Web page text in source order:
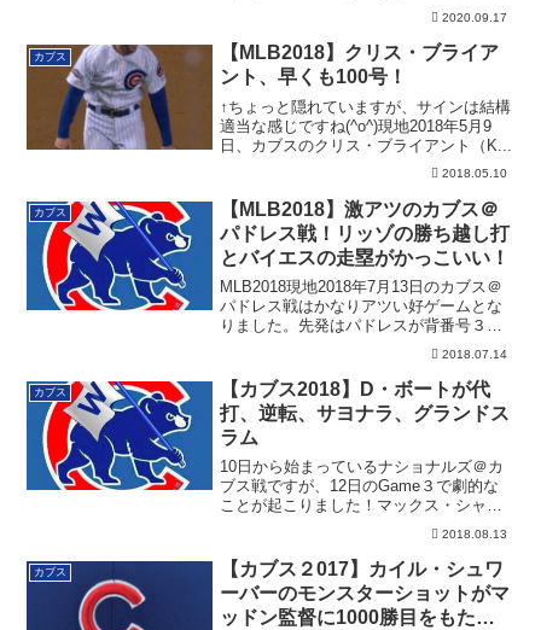
2020.09.17
カブス
【MLB2018】クリス・ブライア
ント、早くも100号！
↑ちょっと隠れていますが、サインは結構
適当な感じですね(^o^)現地2018年5月9
日、カブスのクリス・ブライアント（K...
2018.05.10
カブス
【MLB2018】激アツのカブス＠
パドレス戦！リッゾの勝ち越し打
とバイエスの走塁がかっこいい！
MLB2018現地2018年7月13日のカブス＠
パドレス戦はかなりアツい好ゲームとな
りました。先発はパドレスが背番号３
2018.07.14
カブス
【カブス2018】D・ボートが代
打、逆転、サヨナラ、グランドス
ラム
10日から始まっているナショナルズ＠カ
ブス戦ですが、12日のGame３で劇的な
ことが起こりました！マックス・シャー
2018.08.13
カブス
【カブス２017】カイル・シュワ
ーバーのモンスターショットがマ
ッドン監督に1000勝目をもたら